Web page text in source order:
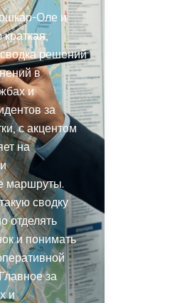
Оле и
решений
в
и
за
с акцентом
на
маршруты.
сводку
отделять
и понимать
за
и